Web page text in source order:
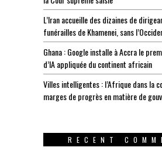
L’Iran accueille des dizaines de
funérailles de Khamenei, sans
Ghana : Google installe à Accra le
d’IA appliquée du continent africain
Villes intelligentes : l’Afrique dans la
marges de progrès en matière de
RECENT